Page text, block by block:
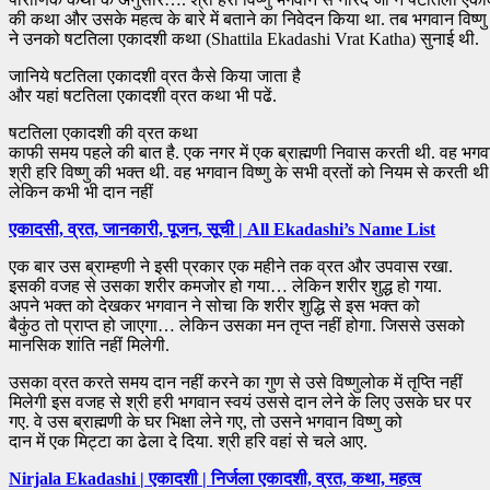
की कथा और उसके महत्व के बारे में बताने का निवेदन किया था. तब भगवान विष्णु
ने उनको षटतिला एकादशी कथा (Shattila Ekadashi Vrat Katha) सुनाई थी.
जानिये षटतिला एकादशी व्रत कैसे किया जाता है
और यहां षटतिला एकादशी व्रत कथा भी पढें.
षटतिला एकादशी की व्रत कथा
काफी समय पहले की बात है. एक नगर में एक ब्राह्मणी निवास करती थी. वह
श्री हरि विष्णु की भक्त थी. वह भगवान विष्णु के सभी व्रतों को नियम से करती
लेकिन कभी भी दान नहीं
एकादसी, व्रत, जानकारी, पूजन, सूची | All Ekadashi’s Name List
एक बार उस ब्राम्हणी ने इसी प्रकार एक महीने तक व्रत और उपवास रखा.
इसकी वजह से उसका शरीर कमजोर हो गया… लेकिन शरीर शुद्ध हो गया.
अपने भक्त को देखकर भगवान ने सोचा कि शरीर शुद्धि से इस भक्त को
बैकुंठ तो प्राप्त हो जाएगा… लेकिन उसका मन तृप्त नहीं होगा. जिससे उसको
मानसिक शांति नहीं मिलेगी.
उसका व्रत करते समय दान नहीं करने का गुण से उसे विष्णुलोक में तृप्ति नहीं
मिलेगी इस वजह से श्री हरी भगवान स्वयं उससे दान लेने के लिए उसके घर पर
गए. वे उस ब्राह्मणी के घर भिक्षा लेने गए, तो उसने भगवान विष्णु को
दान में एक मिट्टा का ढेला दे दिया. श्री हरि वहां से चले आए.
Nirjala Ekadashi | एकादशी | निर्जला एकादशी, व्रत, कथा, महत्व